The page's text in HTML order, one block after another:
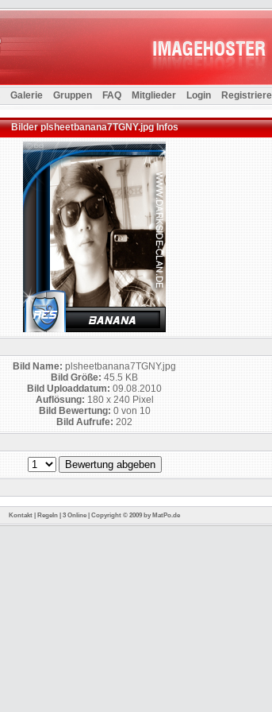
Galerie Gruppen FAQ Mitglieder Login
Bilder plsheetbanana7TGNY.jpg Infos
Bild Name: plsheetbanana7TGNY.jpg
Bild Größe: 45.5 KB
Bild Uploaddatum: 09.08.2010
Auflösung: 180 x 240 Pixel
Bild Bewertung: 0 von 10
Bild Aufrufe: 202
Kontakt Regeln 3 Online Copyright © 2009 by MatPo.de